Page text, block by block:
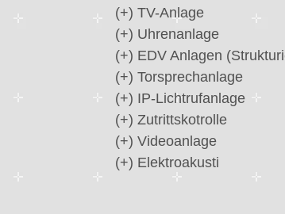
(+) TV-Anlage
(+) Uhrenanlage
(+) EDV Anlagen
(+) Torsprechanlage
(+) IP-Lichtrufanlage
(+) Zutrittskotrolle
(+) Videoanlage
(+) Elektroakusti